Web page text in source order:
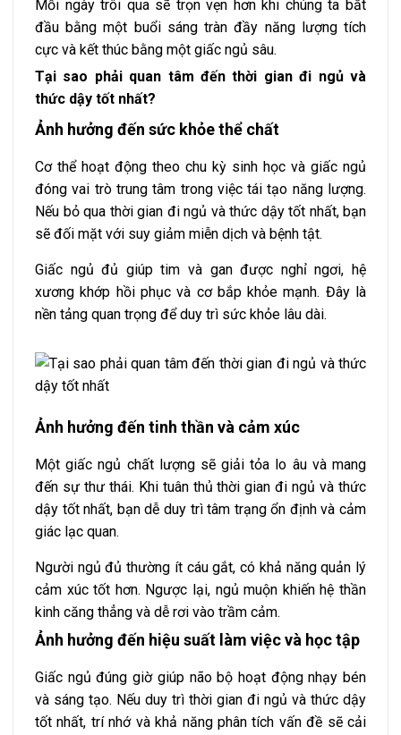
Mỗi ngày trôi qua sẽ trọn vẹn hơn khi chúng ta bắt
đầu bằng một buổi sáng tràn đầy năng lượng tích
cực và kết thúc bằng một giấc ngủ sâu.
Tại sao phải quan tâm đến thời gian đi ngủ và
thức dậy tốt nhất?
Ảnh hưởng đến sức khỏe thể chất
Cơ thể hoạt động theo chu kỳ sinh học và giấc ngủ
đóng vai trò trung tâm trong việc tái tạo năng lượng.
Nếu bỏ qua thời gian đi ngủ và thức dậy tốt nhất, bạn
sẽ đối mặt với suy giảm miễn dịch và bệnh tật.
Giấc ngủ đủ giúp tim và gan được nghỉ ngơi, hệ
xương khớp hồi phục và cơ bắp khỏe mạnh. Đây là
nền tảng quan trọng để duy trì sức khỏe lâu dài.
Ảnh hưởng đến tinh thần và cảm xúc
Một giấc ngủ chất lượng sẽ giải tỏa lo âu và mang
đến sự thư thái. Khi tuân thủ thời gian đi ngủ và thức
dậy tốt nhất, bạn dễ duy trì tâm trạng ổn định và cảm
giác lạc quan.
Người ngủ đủ thường ít cáu gắt, có khả năng quản lý
cảm xúc tốt hơn. Ngược lại, ngủ muộn khiến hệ thần
kinh căng thẳng và dễ rơi vào trầm cảm.
Ảnh hưởng đến hiệu suất làm việc và học tập
Giấc ngủ đúng giờ giúp não bộ hoạt động nhạy bén
và sáng tạo. Nếu duy trì thời gian đi ngủ và thức dậy
tốt nhất, trí nhớ và khả năng phân tích vấn đề sẽ cải